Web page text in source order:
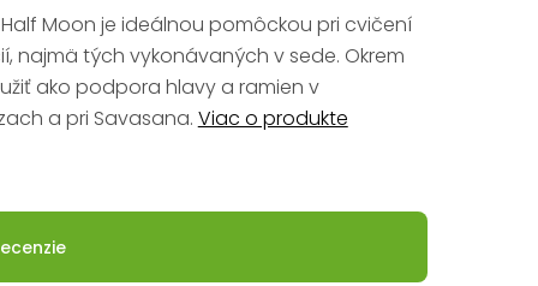
Moon je ideálnou pomôckou pri cvičení
najmä tých vykonávaných v sede. Okrem
ako podpora hlavy a ramien v
a pri Savasana. Viac o produkte